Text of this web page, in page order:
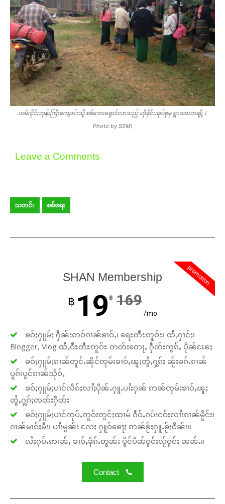
ဟမ်းငိုင်းဘုန်းကြီးကျောင်းသို့ စစ်ဘေးရှောင်လာသည့် ဟိုခိုင်းအုပ်စုမှ ရွာသားတချို့ (
Photo by SSM)
Leave a Comments
သတင်း စစ်ရေး
promotion
SHAN Membership
฿ 19 ฿ 169
/mo
ၶဝ်ႈႁူမ်ႈ ႁဵၼ်းဢဝ်ၵၢၼ်ၶၢဝ်ႇ၊ ရေႊတီႊဢူဝ်ႊ၊ ထႆႇႁၢင်ႈ၊
Blogger, Vlog ထႆႇဝီႊတီႊဢူဝ်ႊ တတ်းတေႃႇ ႁဵတ်းဢွၵ်ႇ ပိုၼ်ၽႄႈ
ၶဝ်ႈႁူမ်ႈၵၢၼ်တူင်ႉၼိုင်ၸုမ်းၶၢဝ်ႇၽူႈတွႆႇႁွၵ်ႈ ၼႂ်းၶၵ်ႉၵၢၼ်
ပူၵ်းပွင်ၵၢၼ်သိုဝ်ႇ
ၶဝ်ႈႁူမ်ႈပၢင်လႅၵ်ႈလၢႆႈပိုၼ်ႉႁူႉပၢႆးႁၼ် ဢၼ်ၸုမ်းၶၢဝ်ႇၽူႈ
တွႆႇႁွၵ်ႈၸတ်းႁဵတ်း
ၶဝ်ႈႁူမ်ႈပၢင်ဢုပ်ႇဢူဝ်းတွင်ႈထၢမ် ၵဵဝ်ႇၵပ်းငဝ်းလၢႆးၵၢၼ်မိူင်း၊
ၵၢၼ်မၢၵ်ႈမီး၊ ပၢႆးမွၼ်း လႄႈ ႁူဝ်ၶေႃႈ ဢၼ်ၶႂ်ႈႁူႉၶႂ်ႈငိၼ်း။
လႆႈႁပ်ႉဢၢၼ်ႇ ၶၢဝ်ႇၶိုၵ်ႉတွၼ်း ပိူင်ပဵၼ်ဝူင်ႈလႂ်ဝူင်ႈ ၼၼ်ႉ။
Contact